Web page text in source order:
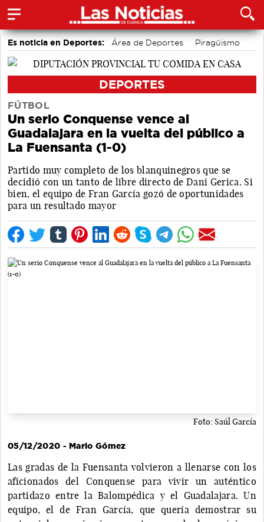
Es noticia en Deportes: Área de Deportes
Piragüismo
Motor
DEPORTES
FÚTBOL
Un serio Conquense vence al
Guadalajara en la vuelta del público a
La Fuensanta (1-0)
Partido muy completo de los blanquinegros que se
decidió con un tanto de libre directo de Dani Gerica. Si
bien, el equipo de Fran García gozó de oportunidades
para un resultado mayor
Foto: Saúl García
05/12/2020 - Mario Gómez
Las gradas de la Fuensanta volvieron a llenarse con los
aficionados del Conquense para vivir un auténtico
partidazo entre la Balompédica y el Guadalajara. Un
equipo, el de Fran García, que quería demostrar su